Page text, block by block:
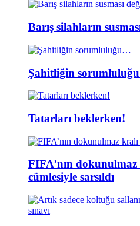
Barış silahların
Şahitliğin
Tatarları beklerken!
FIFA’nın dokunulmaz
cümlesiyle sarsıldı